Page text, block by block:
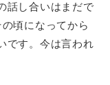
話し合いはまだで
頃になってから
です。今は言われ